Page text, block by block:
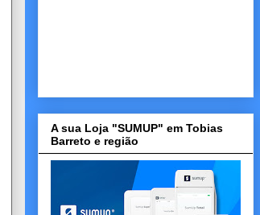
A sua Loja "SUMUP" em Tobias
Barreto e região